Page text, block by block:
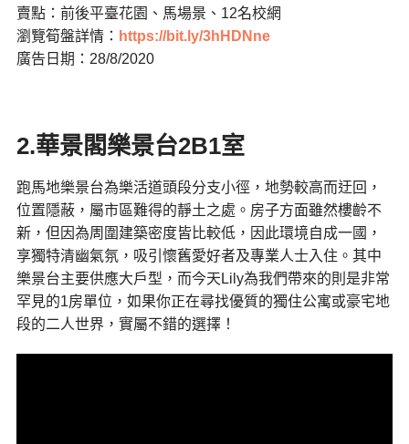
賣點：前後平臺花園、馬場景、12名校網
瀏覽筍盤詳情： https://bit.ly/3hHDNne
廣告日期：28/8/2020
2.華景閣樂景台2B1室
跑馬地樂景台為樂活道頭段分支小徑，地勢較高而迂回，
位置隱蔽，屬市區難得的靜土之處。房子方面雖然樓齡不
新，但因為周圍建築密度皆比較低，因此環境自成一國，
享獨特清幽氣氛，吸引懷舊愛好者及專業人士入住。其中
樂景台主要供應大戶型，而今天Lily為我們帶來的則是非常
罕見的1房單位，如果你正在尋找優質的獨住公寓或豪宅地
段的二人世界，實屬不錯的選擇！